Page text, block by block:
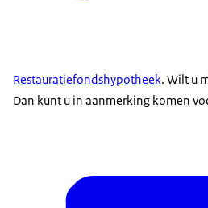
Restauratiefondshypotheek. Wilt u
Dan kunt u in aanmerking komen